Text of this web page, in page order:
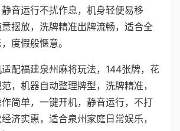
音运行不扰作息，机身轻便易移
摆放，洗牌精准出牌流畅，适合全
度假般惬意。
配福建泉州麻将玩法，144张牌，花
，机器自动整理牌型，洗牌精准，
简单，一键开机，静音运行，不打
济实惠，适合泉州家庭日常娱乐，